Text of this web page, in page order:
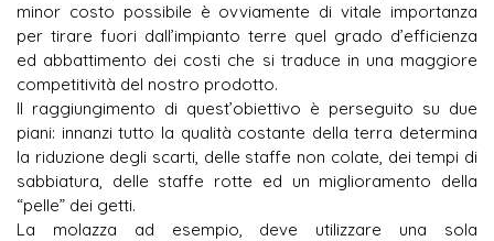
minor costo possibile è ovviamente di vitale importanza
per tirare fuori dall’impianto terre quel grado d’efficienza
ed abbattimento dei costi che si traduce in una maggiore
competitività del nostro prodotto.
Il raggiungimento di quest’obiettivo è perseguito su due
piani: innanzi tutto la qualità costante della terra determina
la riduzione degli scarti, delle staffe non colate, dei tempi di
sabbiatura, delle staffe rotte ed un miglioramento della
“pelle” dei getti.
La molazza ad esempio, deve utilizzare una sola